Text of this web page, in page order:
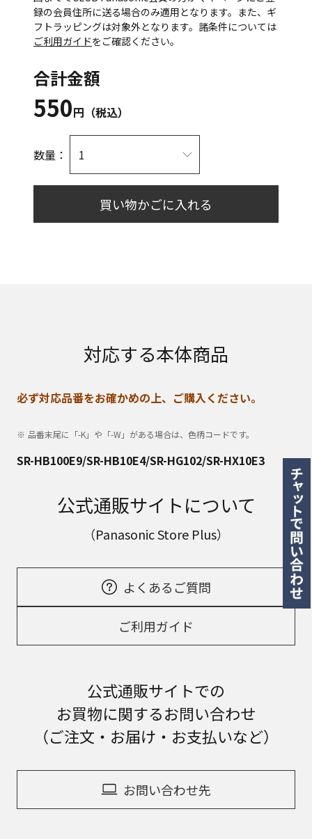
録の会員住所に送る場合のみ適用となります。また、ギ
フトラッピングは対象外となります。諸条件については
ご利用ガイドをご確認ください。
合計金額
550円（税込）
数量：
買い物かごに入れる
対応する本体商品
必ず対応品番をお確かめの上、ご購入ください。
品番末尾に「-K」や「-W」がある場合は、色柄コードです。
SR-HB100E9/SR-HB10E4/SR-HG102/SR-HX10E3
公式通販サイトについて
（Panasonic Store Plus）
よくあるご質問
ご利用ガイド
公式通販サイトでの
お買物に関するお問い合わせ
（ご注文・お届け・お支払いなど）
お問い合わせ先